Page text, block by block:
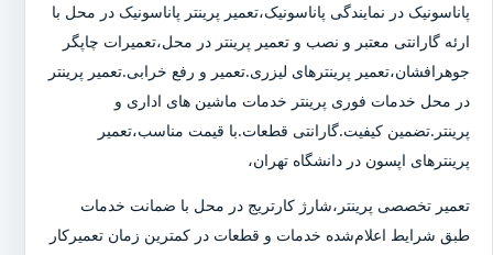
پاناسونیک در نمایندگی پاناسونیک،تعمیر پرینتر پاناسونیک در محل با
ارئه گارانتی معتبر و نصب و تعمیر پرینتر در محل،تعمیرات چاپگر
جوهرافشان،تعمیر پرینترهای لیزری.تعمیر و رفع خرابی.تعمیر پرینتر
در محل خدمات فوری پرینتر خدمات ماشین های اداری و
پرینتر.تضمین کیفیت.گارانتی قطعات.با قیمت مناسب،تعمیر
پرینترهای اپسون در دانشگاه تهران،
تعمیر تخصصی پرینتر،شارژ کارتریج در محل با ضمانت خدمات
طبق شرایط اعلام‌شده خدمات و قطعات در کمترین زمان تعمیرکار